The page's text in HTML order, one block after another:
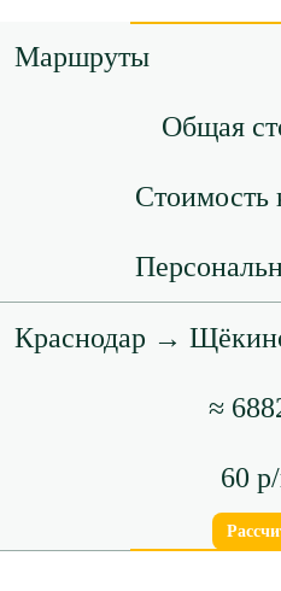
Маршруты
Общая
Стоимость
Краснодар →
≈
60